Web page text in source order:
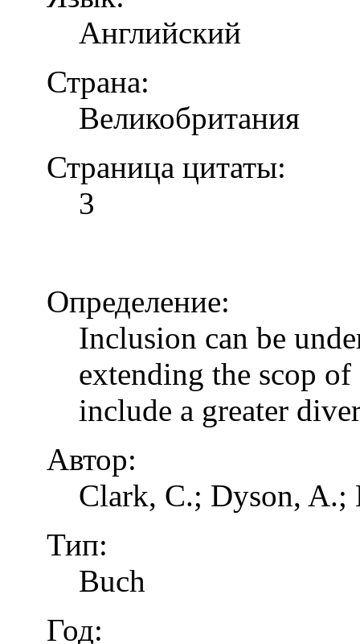
Английский
Страна:
Великобритания
Страница цитаты:
3
Определение:
Inclusion can be
extending the scop
include a greater
Автор:
Clark, C.; Dyson,
Тип:
Buch
Год: